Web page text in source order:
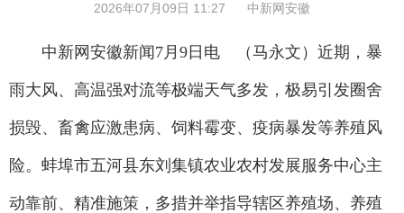
2026年07月09日 11:27 中新网安徽
中新网安徽新闻7月9日电 （马永文）近期，暴
雨大风、高温强对流等极端天气多发，极易引发圈舍
损毁、畜禽应激患病、饲料霉变、疫病暴发等养殖风
险。蚌埠市五河县东刘集镇农业农村发展服务中心主
动靠前、精准施策，多措并举指导辖区养殖场、养殖